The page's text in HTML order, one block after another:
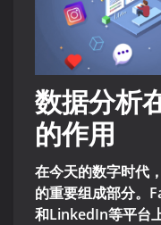
数据分析
的作用
在今天的数字时代
的重要组成部分
和LinkedIn等平台